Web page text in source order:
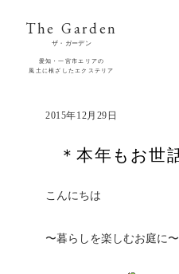
The Garden
ザ・ガーデン
愛知・一宮市エリアの
風土に根ざしたエクステリア
2015年12月29日
＊本年もお世
こんにちは
〜暮らしを楽しむお庭に〜